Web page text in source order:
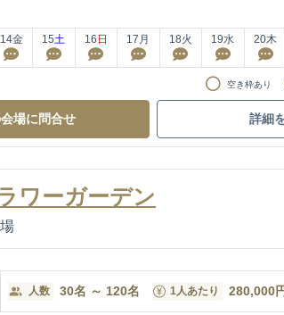
14金 15土 16 日 17 月 18火 19水 20木
空き枠あり
場に問合せ 詳細
ワーガーデン
人数 30名 ～ 120名 1人あたり 280,000